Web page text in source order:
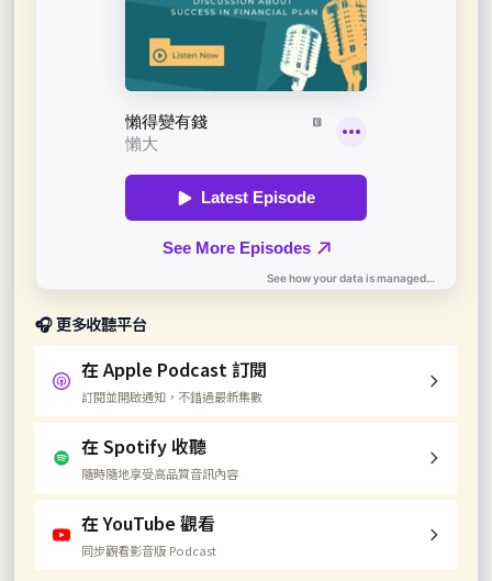
🎧 更多收聽平台
在 Apple Podcast 訂閱
訂閱並開啟通知，不錯過最新集數
在 Spotify 收聽
隨時隨地享受高品質音訊內容
在 YouTube 觀看
同步觀看影音版 Podcast